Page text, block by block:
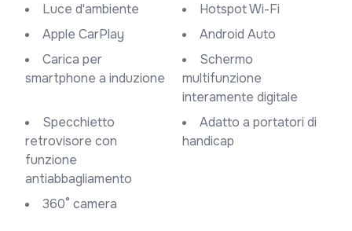
Luce d'ambiente
Hotspot Wi-Fi
Apple CarPlay
Android Auto
Carica per
smartphone a induzione
Schermo
multifunzione
interamente digitale
Specchietto
retrovisore con
funzione
antiabbagliamento
Adatto a portatori di
handicap
360° camera